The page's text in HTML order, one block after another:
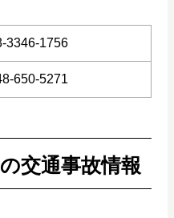
3346-1756
650-5271
交通事故情報